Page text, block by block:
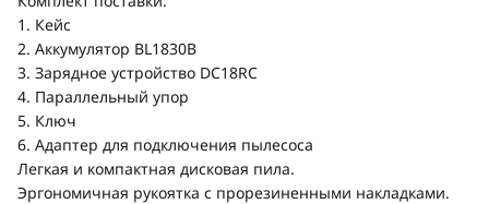
1. Кейс
2. Аккумулятор BL1830B
3. Зарядное устройство DC18RC
4. Параллельный упор
5. Ключ
6. Адаптер для подключения пылесоса
Легкая и компактная дисковая пила.
Эргономичная рукоятка с прорезиненными накладками.